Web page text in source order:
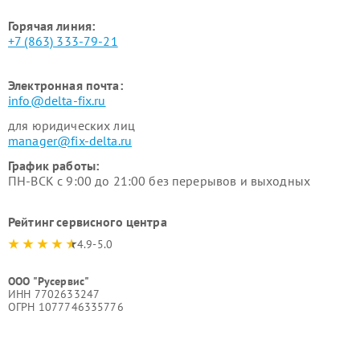
Горячая линия:
+7 (863) 333-79-21
Электронная почта:
info@delta-fix.ru
для юридических лиц
manager@fix-delta.ru
График работы:
ПН-ВСК с 9:00 до 21:00 без перерывов и выходных
Рейтинг сервисного центра
4.9-5.0
ООО "Русервис"
ИНН 7702633247
ОГРН 1077746335776